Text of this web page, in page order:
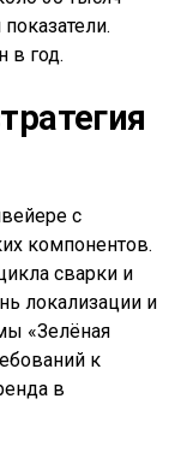
в год.
с
компонентов.
сварки и
локализации и
«Зелёная
к
в